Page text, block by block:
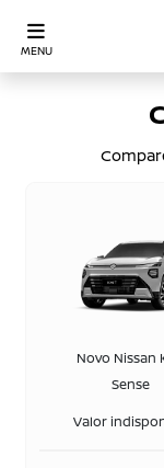
MENU
Novo Nissan
Sense
Valor